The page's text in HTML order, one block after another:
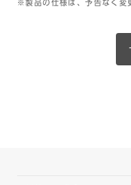
※製品の仕様は、予告なく変